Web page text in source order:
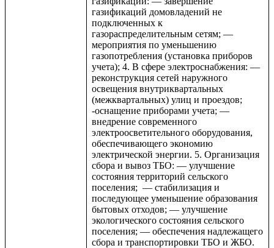
газификаций домовладений не
подключенных к
газораспределительным сетям; —
мероприятия по уменьшению
газопотребления (установка приборов
учета); 4. В сфере электроснабжения: —
реконструкция сетей наружного
освещения внутриквартальных
(межквартальных) улиц и проездов;
-оснащение приборами учета; —
внедрение современного
электроосветительного оборудования,
обеспечивающего экономию
электрической энергии. 5. Организация
сбора и вывоз ТБО: — улучшение
состояния территорий сельского
поселения; — стабилизация и
последующее уменьшение образования
бытовых отходов; — улучшение
экологического состояния сельского
поселения; — обеспечения надлежащего
сбора и транспортировки ТБО и ЖБО.